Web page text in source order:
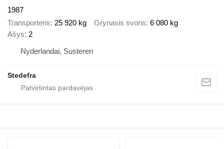
1987
Transporteris 25 920 kg Grynasis svoris 6 080 kg
Ašys 2
Nyderlandai, Susteren
Stedefra